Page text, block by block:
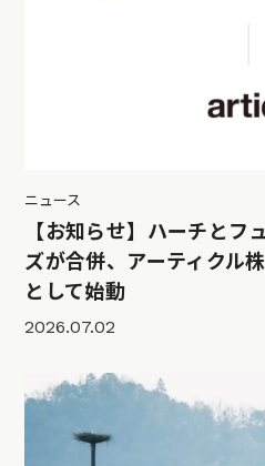
ニュース
【お知らせ】ハーチとフ
ズが合併、アーティクル
として始動
2026.07.02